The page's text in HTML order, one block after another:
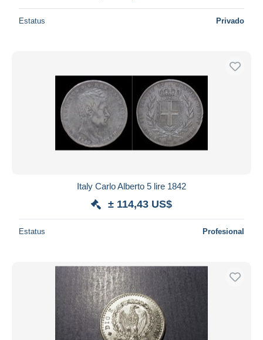
Estatus Privado
Italy Carlo Alberto 5 lire 1842
± 114,43 US$
Estatus Profesional